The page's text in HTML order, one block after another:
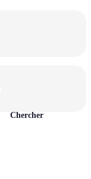
Chercher